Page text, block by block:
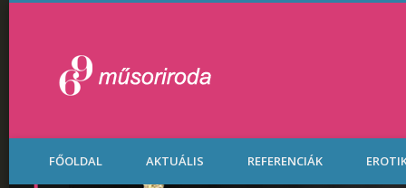
FŐOLDAL AKTUÁLIS REFERENCIÁK